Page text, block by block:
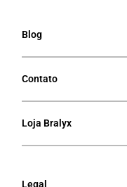
Blog
Contato
Loja Bralyx
Legal